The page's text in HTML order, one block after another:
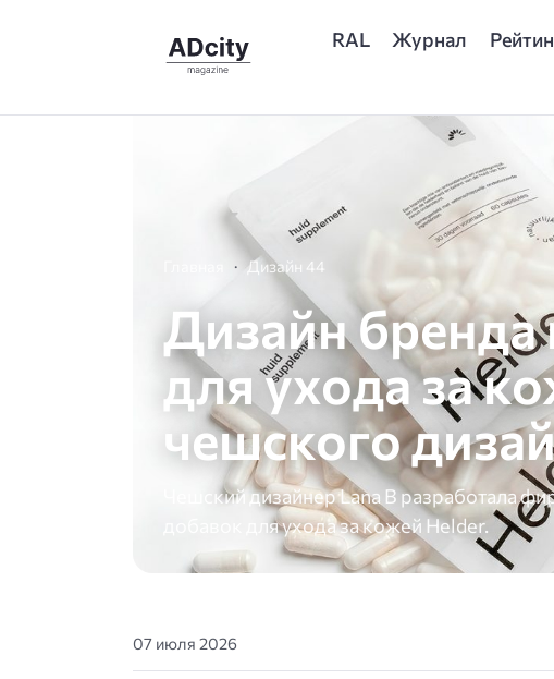
RAL Журнал
Дизайн 44
Дизайн
для ухода за
чешского
Чешский дизайнер Lana B разработала
добавок для ухода за кожей Helder.
07 июля 2026